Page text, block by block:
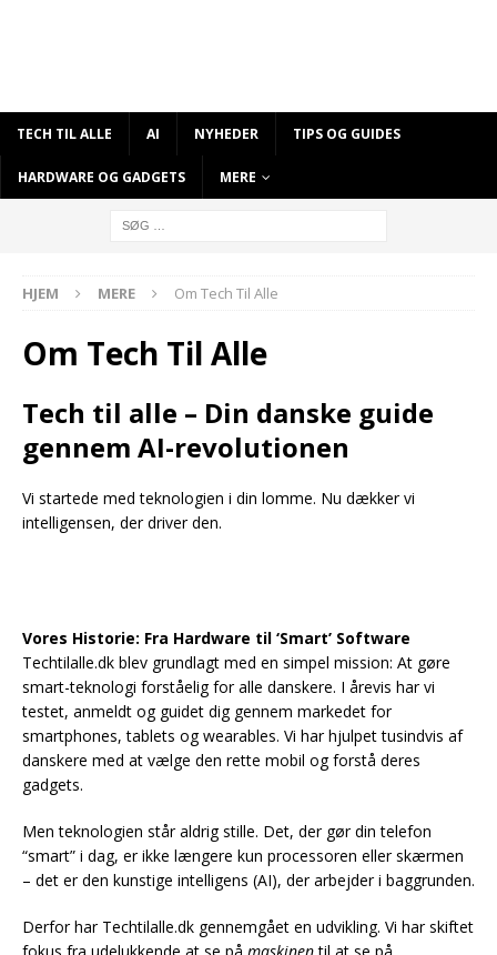
TECH TIL ALLE AI NYHEDER TIPS OG GUIDES
HARDWARE OG GADGETS MERE
HJEM MERE Om Tech Til Alle
Om Tech Til Alle
Tech til alle – Din danske guide
gennem AI-revolutionen
Vi startede med teknologien i din lomme. Nu dækker vi
intelligensen, der driver den.
Vores Historie: Fra Hardware til ‘Smart’ Software
Techtilalle.dk blev grundlagt med en simpel mission: At gøre
smart-teknologi forståelig for alle danskere. I årevis har vi
testet, anmeldt og guidet dig gennem markedet for
smartphones, tablets og wearables. Vi har hjulpet tusindvis af
danskere med at vælge den rette mobil og forstå deres
gadgets.
Men teknologien står aldrig stille. Det, der gør din telefon
“smart” i dag, er ikke længere kun processoren eller skærmen
– det er den kunstige intelligens (AI), der arbejder i baggrunden.
Derfor har Techtilalle.dk gennemgået en udvikling. Vi har skiftet